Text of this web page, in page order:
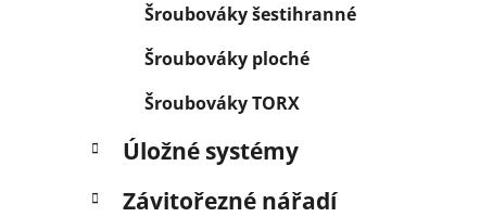
Šroubováky šestihranné
Šroubováky ploché
Šroubováky TORX
Úložné systémy
Závitořezné nářadí